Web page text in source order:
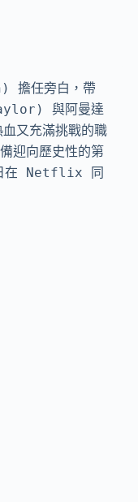
擔任旁白，帶
與阿曼達
又充滿挑戰的職
迎向歷史性的第
在 Netflix 同